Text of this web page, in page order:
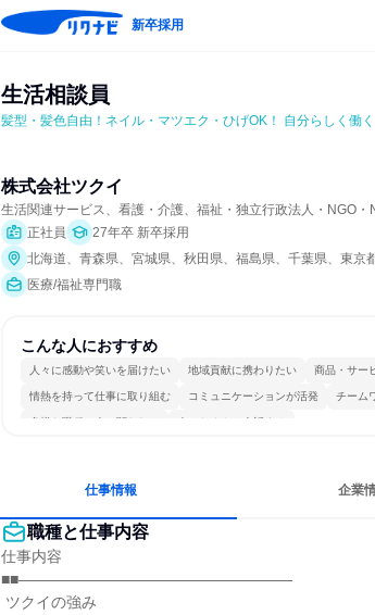
新卒採用
生活相談員
髪型・髪色自由！ネイル・マツエク・ひげOK！ 自分らしく働く
株式会社ツクイ
生活関連サービス、看護・介護、福祉・独立行政法人・NGO・
正社員
27年卒 新卒採用
北海道、青森県、宮城県、秋田県、福島県、千葉県、東
医療/福祉専門職
こんな人におすすめ
人々に感動や笑いを届けたい 地域貢献に携わりたい 商品・サー
情熱を持って仕事に取り組む コミュニケーションが活発 チーム
多様な職種の人と関われる 人とたくさん会話する
仕事情報 企業
職種と仕事内容
仕事内容
■■――――――――――――――――――